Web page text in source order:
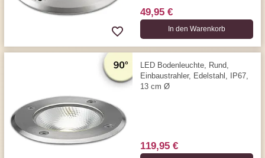
49,95 €
In den Warenkorb
LED Bodenleuchte, Rund,
Einbaustrahler, Edelstahl, IP67,
13 cm Ø
119,95 €